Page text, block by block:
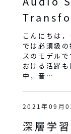
こんにちは
では必須級
スのモデル
おける活躍
中，音…
2021年09月
深層学